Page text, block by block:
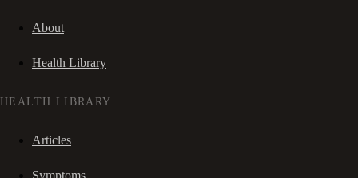
About
Health Library
HEALTH LIBRARY
Articles
Symptoms